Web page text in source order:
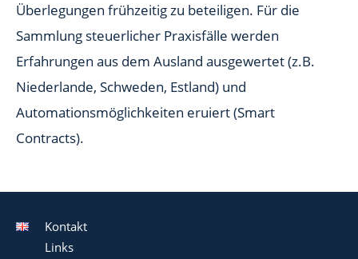
Überlegungen frühzeitig zu beteiligen. Für die
Sammlung steuerlicher Praxisfälle werden
Erfahrungen aus dem Ausland ausgewertet (z.B.
Niederlande, Schweden, Estland) und
Automationsmöglichkeiten eruiert (Smart
Contracts).
Kontakt
Links